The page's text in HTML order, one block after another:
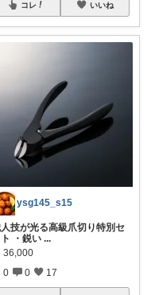
コレ いいね
ysg145_s15
技が光る高級爪切り特別セ
ト ・鋭い ...
36,000
0 0 17